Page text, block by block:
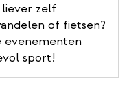
zelf
of fietsen?
evenementen
sport!